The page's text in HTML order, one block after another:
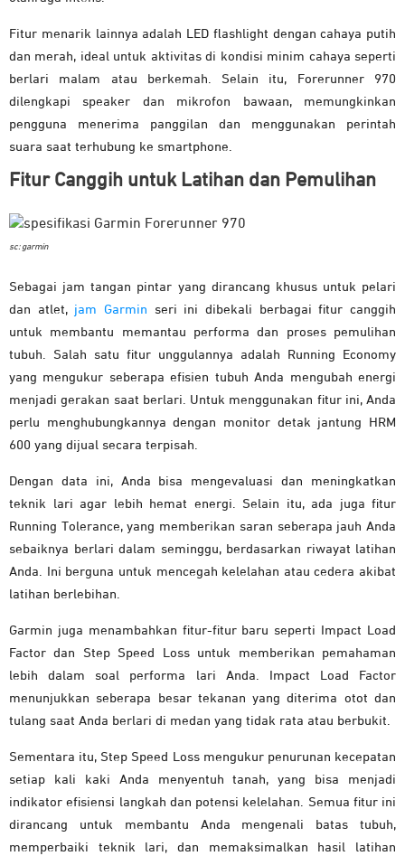
Fitur menarik lainnya adalah LED flashlight dengan cahaya putih
dan merah, ideal untuk aktivitas di kondisi minim cahaya seperti
berlari malam atau berkemah. Selain itu, Forerunner 970
dilengkapi speaker dan mikrofon bawaan, memungkinkan
pengguna menerima panggilan dan menggunakan perintah
suara saat terhubung ke smartphone.
Fitur Canggih untuk Latihan dan Pemulihan
sc: garmin
Sebagai jam tangan pintar yang dirancang khusus untuk pelari
dan atlet, jam Garmin seri ini dibekali berbagai fitur canggih
untuk membantu memantau performa dan proses pemulihan
tubuh. Salah satu fitur unggulannya adalah Running Economy
yang mengukur seberapa efisien tubuh Anda mengubah energi
menjadi gerakan saat berlari. Untuk menggunakan fitur ini, Anda
perlu menghubungkannya dengan monitor detak jantung HRM
600 yang dijual secara terpisah.
Dengan data ini, Anda bisa mengevaluasi dan meningkatkan
teknik lari agar lebih hemat energi. Selain itu, ada juga fitur
Running Tolerance, yang memberikan saran seberapa jauh Anda
sebaiknya berlari dalam seminggu, berdasarkan riwayat latihan
Anda. Ini berguna untuk mencegah kelelahan atau cedera akibat
latihan berlebihan.
Garmin juga menambahkan fitur-fitur baru seperti Impact Load
Factor dan Step Speed Loss untuk memberikan pemahaman
lebih dalam soal performa lari Anda. Impact Load Factor
menunjukkan seberapa besar tekanan yang diterima otot dan
tulang saat Anda berlari di medan yang tidak rata atau berbukit.
Sementara itu, Step Speed Loss mengukur penurunan kecepatan
setiap kali kaki Anda menyentuh tanah, yang bisa menjadi
indikator efisiensi langkah dan potensi kelelahan. Semua fitur ini
dirancang untuk membantu Anda mengenali batas tubuh,
memperbaiki teknik lari, dan memaksimalkan hasil latihan